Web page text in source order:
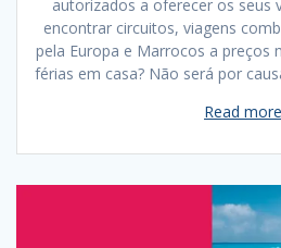
autorizados a oferecer os seus
encontrar circuitos, viagens
pela Europa e Marrocos a preços
férias em casa? Não será por
Read more